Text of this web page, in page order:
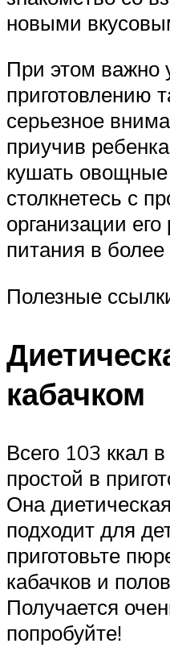
новыми
При этом важно
приготовлению
серьезное
приучив
кушать
столкнетесь с
организации
питания в
Полезные
кабачком
Всего 103 ккал
простой в
Она
подходит для
приготовьте
кабачков и
Получается
попробуйте!